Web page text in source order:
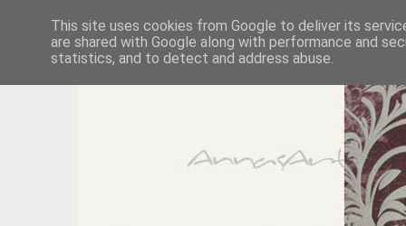
This site uses cookies from Google to deliver its
are shared with Google along with performance and
statistics, and to detect and address abuse.